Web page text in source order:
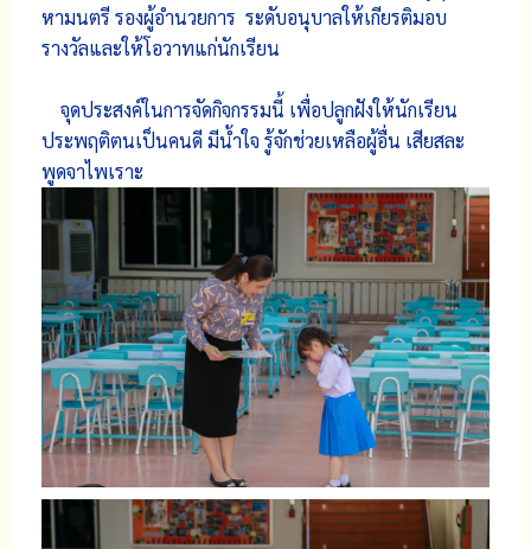
หามนตรี รองผู้อำนวยการ ระดับอนุบาลให้เกียรติมอบ
รางวัลและให้โอวาทแก่นักเรียน
จุดประสงค์ในการจัดกิจกรรมนี้ เพื่อปลูกฝังให้นักเรียน
ประพฤติตนเป็นคนดี มีน้ำใจ รู้จักช่วยเหลือผู้อื่น เสียสละ
พูดจาไพเราะ